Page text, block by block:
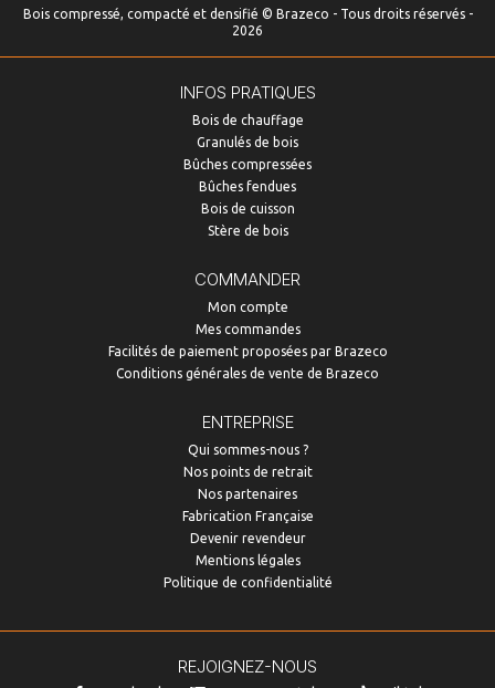
Bois compressé, compacté et densifié © Brazeco - Tous droits réservés -
2026
INFOS PRATIQUES
Bois de chauffage
Granulés de bois
Bûches compressées
Bûches fendues
Bois de cuisson
Stère de bois
COMMANDER
Mon compte
Mes commandes
Facilités de paiement proposées par Brazeco
Conditions générales de vente de Brazeco
ENTREPRISE
Qui sommes-nous ?
Nos points de retrait
Nos partenaires
Fabrication Française
Devenir revendeur
Mentions légales
Politique de confidentialité
REJOIGNEZ-NOUS